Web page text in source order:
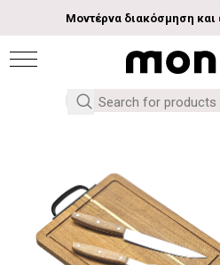
Μοντέρνα διακόσμηση και